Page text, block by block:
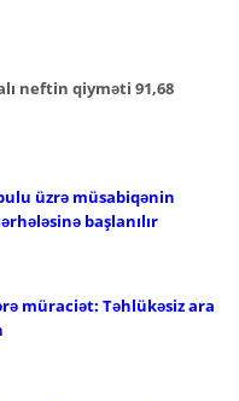
neftin qiyməti 91,68
üzrə müsabiqənin
başlanılır
müraciət: Təhlükəsiz ara